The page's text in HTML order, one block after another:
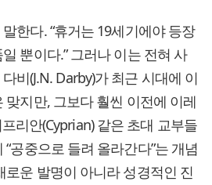
한다. “휴거는 19세기에야 등장
뿐이다.” 그러나 이는 전혀 사
비(J.N. Darby)가 최근 시대에 이
맞지만, 그보다 훨씬 이전에 이레
리안(Cyprian) 같은 초대 교부들
공중으로 들려 올라간다”는 개념
로운 발명이 아니라 성경적인 진